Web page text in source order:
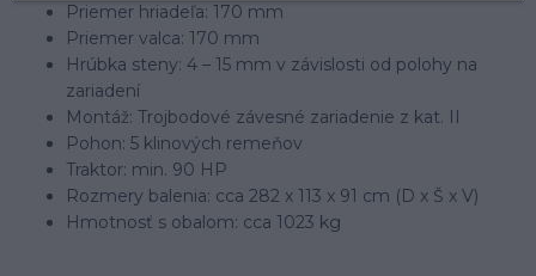
Priemer hriadeľa: 170 mm
Priemer valca: 170 mm
Hrúbka steny: 4 – 15 mm v závislosti od polohy na
zariadení
Montáž: Trojbodové závesné zariadenie z kat. II
Pohon: 5 klinových remeňov
Traktor: min. 90 HP
Rozmery balenia: cca 282 x 113 x 91 cm (D x Š x V)
Hmotnosť s obalom: cca 1023 kg